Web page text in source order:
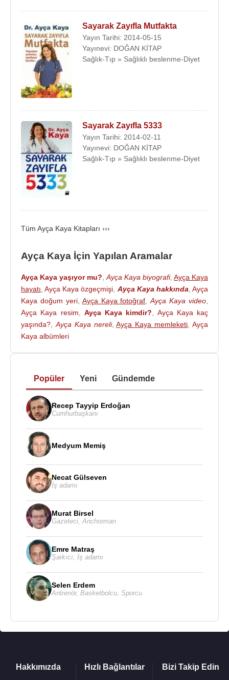
Türk Tabipler Birliği Derneği
Kaynak:Biyografiler.com
Sayarak Zayıfla Mutfakta
Yayın Tarihi: 2014-05-15
Yayınevi: DOĞAN KİTAP
Sağlık-Tıp » Sağlıklı beslenme-Diyet
Sayarak Zayıfla 5333
Yayın Tarihi: 2014-02-11
Yayınevi: DOĞAN KİTAP
Sağlık-Tıp » Sağlıklı beslenme-Diyet
Tüm Ayça Kaya Kitapları ›››
Ayça Kaya İçin Yapılan Aramalar
Ayça Kaya yaşıyor mu? Ayça Kaya biyografi, Ayça Kaya
hayatı ,Ayça Kaya özgeçmişi Ayça Kaya hakkında ,Ayça
Kaya doğum yeri, Ayça Kaya fotoğraf ,Ayça Kaya video
Ayça Kaya resim
Ayça Kaya kimdir?
Ayça Kaya kaç
yaşında?
Ayça Kaya nereli,Ayça Kaya memleketi ,Ayça
Kaya albümleri
Popüler Yeni Gündemde
Recep Tayyip Erdoğan
Cumhurbaşkanı
Medyum Memiş
Necat Gülseven
İş adamı
Murat Birsel
Gazeteci,Anchorman
Emre Matraş
Şarkıcı, İş adamı
Selen Erdem
Antrenör, Basketbolcu, Sporcu
Hakkımızda Hızlı Bağlantılar Bizi Takip Edin